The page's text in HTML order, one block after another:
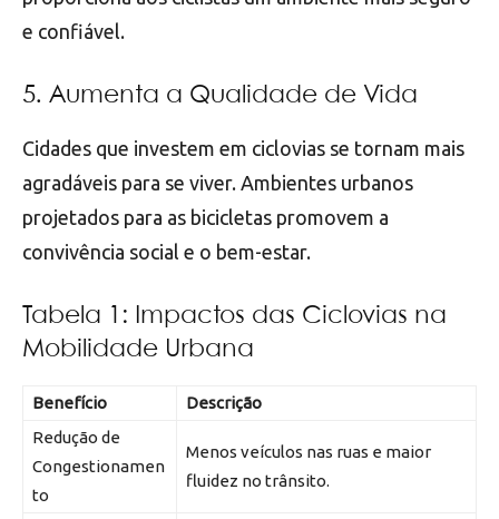
e confiável.
5. Aumenta a Qualidade de Vida
Cidades que investem em ciclovias se tornam mais
agradáveis para se viver. Ambientes urbanos
projetados para as bicicletas promovem a
convivência social e o bem-estar.
Tabela 1: Impactos das Ciclovias na
Mobilidade Urbana
Benefício
Descrição
Redução de
Congestionamen
to
Menos veículos nas ruas e maior
fluidez no trânsito.